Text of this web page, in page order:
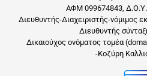
ΑΦΜ 099674843, Δ.Ο.Υ.
Διευθυντής-Διαχειριστής-νόμιμος
Διευθυντής
Δικαιούχος ονόματος τομέα
-Κοζύρη